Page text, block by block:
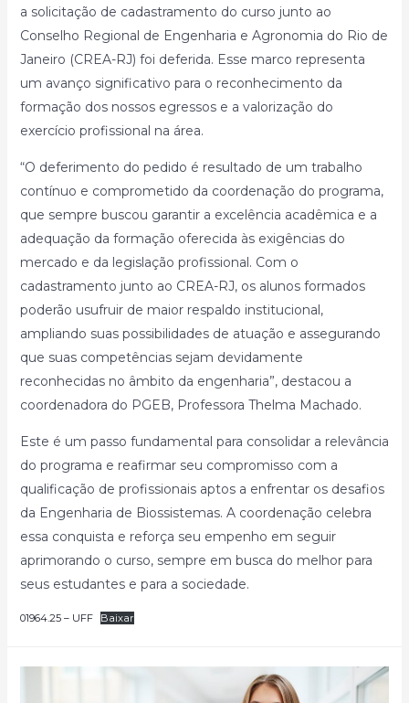
a solicitação de cadastramento do curso junto ao
Conselho Regional de Engenharia e Agronomia do Rio de
Janeiro (CREA-RJ) foi deferida. Esse marco representa
um avanço significativo para o reconhecimento da
formação dos nossos egressos e a valorização do
exercício profissional na área.
“O deferimento do pedido é resultado de um trabalho
contínuo e comprometido da coordenação do programa,
que sempre buscou garantir a excelência acadêmica e a
adequação da formação oferecida às exigências do
mercado e da legislação profissional. Com o
cadastramento junto ao CREA-RJ, os alunos formados
poderão usufruir de maior respaldo institucional,
ampliando suas possibilidades de atuação e assegurando
que suas competências sejam devidamente
reconhecidas no âmbito da engenharia”, destacou a
coordenadora do PGEB, Professora Thelma Machado.
Este é um passo fundamental para consolidar a relevância
do programa e reafirmar seu compromisso com a
qualificação de profissionais aptos a enfrentar os desafios
da Engenharia de Biossistemas. A coordenação celebra
essa conquista e reforça seu empenho em seguir
aprimorando o curso, sempre em busca do melhor para
seus estudantes e para a sociedade.
01964.25 – UFF Baixar